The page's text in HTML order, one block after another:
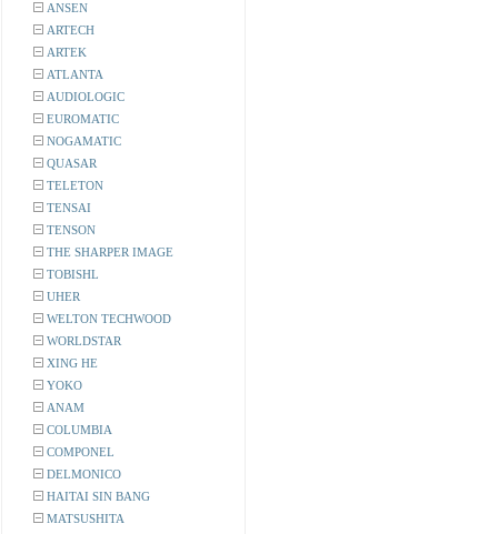
ANSEN
ARTECH
ARTEK
ATLANTA
AUDIOLOGIC
EUROMATIC
NOGAMATIC
QUASAR
TELETON
TENSAI
TENSON
THE SHARPER IMAGE
TOBISHL
UHER
WELTON TECHWOOD
WORLDSTAR
XING HE
YOKO
ANAM
COLUMBIA
COMPONEL
DELMONICO
HAITAI SIN BANG
MATSUSHITA